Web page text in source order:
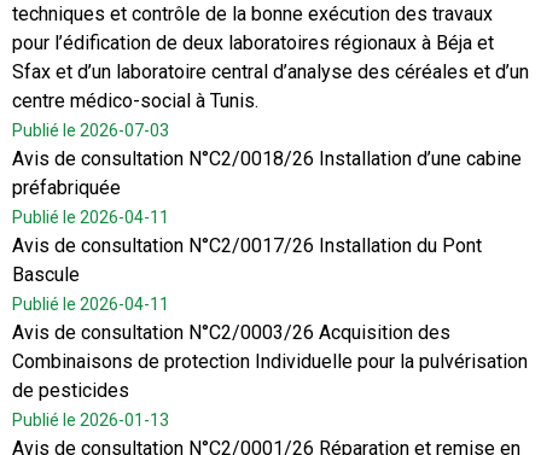
techniques et contrôle de la bonne exécution des travaux
pour l’édification de deux laboratoires régionaux à Béja et
Sfax et d’un laboratoire central d’analyse des céréales et d’un
centre médico-social à Tunis.
Publié le 2026-07-03
Avis de consultation N°C2/0018/26 Installation d’une cabine
préfabriquée
Publié le 2026-04-11
Avis de consultation N°C2/0017/26 Installation du Pont
Bascule
Publié le 2026-04-11
Avis de consultation N°C2/0003/26 Acquisition des
Combinaisons de protection Individuelle pour la pulvérisation
de pesticides
Publié le 2026-01-13
Avis de consultation N°C2/0001/26 Réparation et remise en